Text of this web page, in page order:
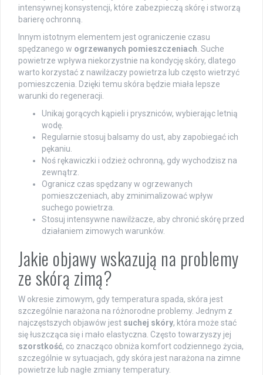
intensywnej konsystencji, które zabezpieczą skórę i stworzą
barierę ochronną.
Innym istotnym elementem jest ograniczenie czasu
spędzanego w ogrzewanych pomieszczeniach . Suche
powietrze wpływa niekorzystnie na kondycję skóry, dlatego
warto korzystać z nawilżaczy powietrza lub często wietrzyć
pomieszczenia. Dzięki temu skóra będzie miała lepsze
warunki do regeneracji.
Unikaj gorących kąpieli i pryszniców, wybierając letnią
wodę.
Regularnie stosuj balsamy do ust, aby zapobiegać ich
pękaniu.
Noś rękawiczki i odzież ochronną, gdy wychodzisz na
zewnątrz.
Ogranicz czas spędzany w ogrzewanych
pomieszczeniach, aby zminimalizować wpływ
suchego powietrza.
Stosuj intensywne nawilżacze, aby chronić skórę przed
działaniem zimowych warunków.
Jakie objawy wskazują na problemy
ze skórą zimą?
W okresie zimowym, gdy temperatura spada, skóra jest
szczególnie narażona na różnorodne problemy. Jednym z
najczęstszych objawów jest suchej skóry, która może stać
się łuszcząca się i mało elastyczna. Często towarzyszy jej
szorstkość, co znacząco obniża komfort codziennego życia,
szczególnie w sytuacjach, gdy skóra jest narażona na zimne
powietrze lub nagłe zmiany temperatury.